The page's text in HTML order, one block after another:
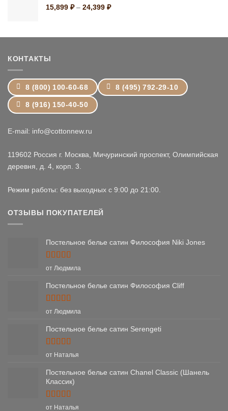
19,199 ₽
15,899 ₽ – 24,399 ₽Диапазон
–
КОНТАКТЫ
8 (800) 100-60-68 8 (495) 792-29-10
8 (916) 150-40-50
E-mail: info@cottonnew.ru
119602 Россия г. Москва, Мичуринский проспект, Олимпийская
деревня, д. 4, корп. 3.
Режим работы: без выходных с 9:00 до 21:00.
ОТЗЫВЫ ПОКУПАТЕЛЕЙ
Постельное белье сатин Философия Niki Jones
Оценка5
от Людмила
Постельное белье сатин Философия Cliff
Оценка5
от Людмила
Постельное белье сатин Serengeti
Оценка5
от Наталья
Постельное белье сатин Chanel Classic (Шанель
Классик)
Оценка5
от Наталья